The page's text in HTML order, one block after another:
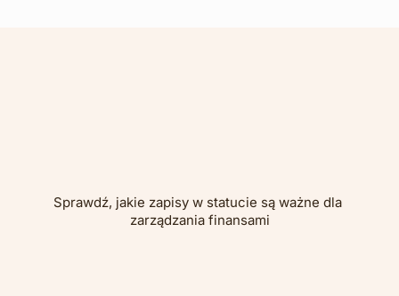
Sprawdź, jakie zapisy w statucie są ważne dla
zarządzania finansami